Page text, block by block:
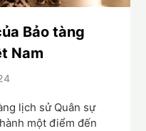
Bảo tàng
Nam
lịch sử Quân sự
một điểm đến